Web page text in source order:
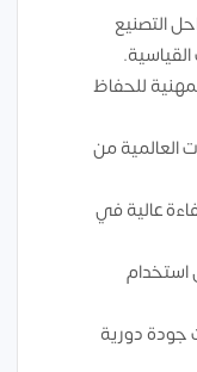
التصنيع
للحفاظ
العالمية من
عالية في
استخدام
جودة دورية